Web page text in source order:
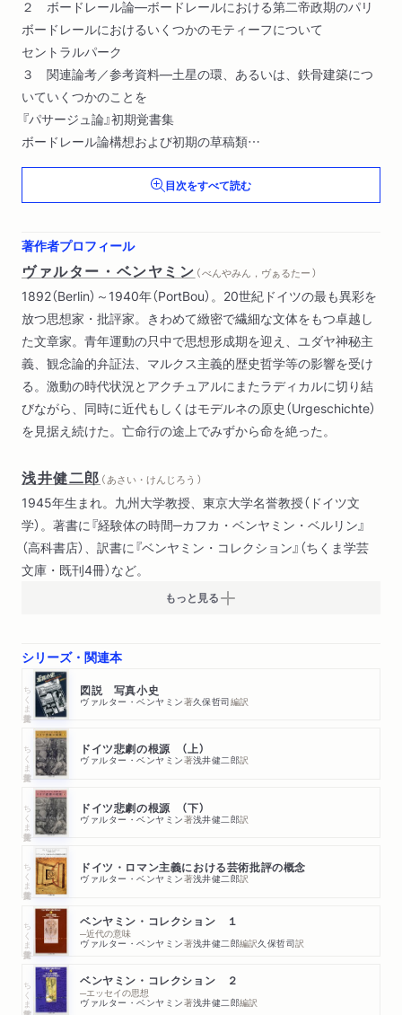
２ ボードレール論―ボードレールにおける第二帝政期のパリ
ボードレールにおけるいくつかのモティーフについて
セントラルパーク
３ 関連論考／参考資料―土星の環、あるいは、鉄骨建築につ
いていくつかのことを
『パサージュ論』初期覚書集
ボードレール論構想および初期の草稿類
『ボードレールにおける第二帝政期のパリ』異稿より
目次をすべて読む
著作者プロフィール
ヴァルター・ベンヤミン （ べんやみん，ヴぁるたー ）
1892（Berlin）～1940年（PortBou）。20世紀ドイツの最も異彩を
放つ思想家・批評家。きわめて緻密で繊細な文体をもつ卓越し
た文章家。青年運動の只中で思想形成期を迎え、ユダヤ神秘主
義、観念論的弁証法、マルクス主義的歴史哲学等の影響を受け
る。激動の時代状況とアクチュアルにまたラディカルに切り結
びながら、同時に近代もしくはモデルネの原史（Urgeschichte）
を見据え続けた。亡命行の途上でみずから命を絶った。
浅井健二郎 （ あさい・けんじろう ）
1945年生まれ。九州大学教授、東京大学名誉教授（ドイツ文
学）。著書に『経験体の時間─カフカ・ベンヤミン・ベルリン』
（高科書店）、訳書に『ベンヤミン・コレクション』（ちくま学芸
文庫・既刊4冊）など。
もっと見る
シリーズ・関連本
ちくま学芸文庫 図説 写真小史
ヴァルター・ベンヤミン著久保哲司編訳
ちくま学芸文庫 ドイツ悲劇の根源 （上）
ヴァルター・ベンヤミン著浅井健二郎訳
ちくま学芸文庫 ドイツ悲劇の根源 （下）
ヴァルター・ベンヤミン著浅井健二郎訳
ちくま学芸文庫 ドイツ・ロマン主義における芸術批評の概念
ヴァルター・ベンヤミン著浅井健二郎訳
ちくま学芸文庫 ベンヤミン・コレクション １
─近代の意味
ヴァルター・ベンヤミン著浅井健二郎編訳久保哲司訳
ちくま学芸文庫 ベンヤミン・コレクション ２
─エッセイの思想
ヴァルター・ベンヤミン著浅井健二郎編訳